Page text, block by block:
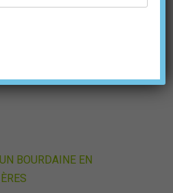
REBOISANT
BOURDAINE EN